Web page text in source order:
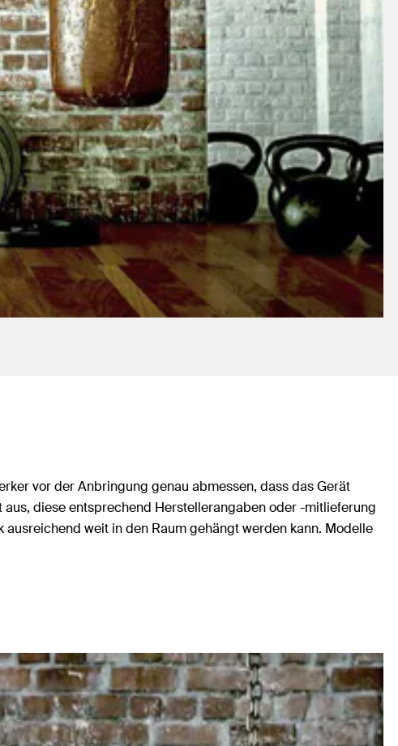
vor der Anbringung genau abmessen, dass das Gerät
diese entsprechend Herstellerangaben oder -mitlieferung
weit in den Raum gehängt werden kann. Modelle